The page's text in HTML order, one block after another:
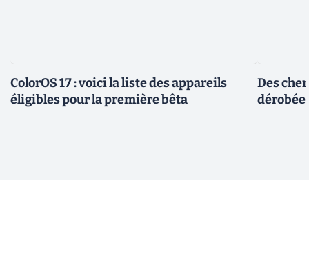
ColorOS 17 : voici la liste des appareils
éligibles pour la première bêta
Des